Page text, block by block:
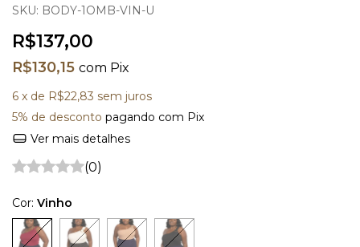
SKU: BODY-1OMB-VIN-U
R$137,00
R$130,15 com Pix
6 x de R$22,83 sem juros
5% de desconto pagando com Pix
Ver mais detalhes
(0)
Cor: Vinho